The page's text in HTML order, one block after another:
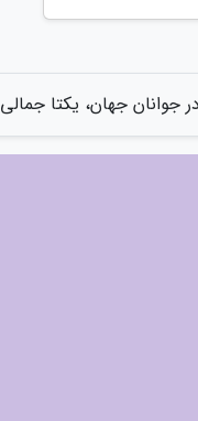
جهان، یکتا جمالی 3 برنز گرفت